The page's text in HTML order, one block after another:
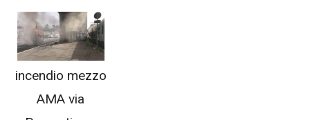
incendio mezzo
AMA via